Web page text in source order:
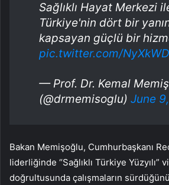
Sağlıklı Hayat Merkezi
Türkiye'nin dört bir
kapsayan güçlü bir
pic.twitter.com/
— Prof. Dr. Kemal
(@drmemisoglu) June
Bakan Memişoğlu, Cumhurbaşkanı
liderliğinde “Sağlıklı Türkiye Yüzyılı”
doğrultusunda çalışmaların